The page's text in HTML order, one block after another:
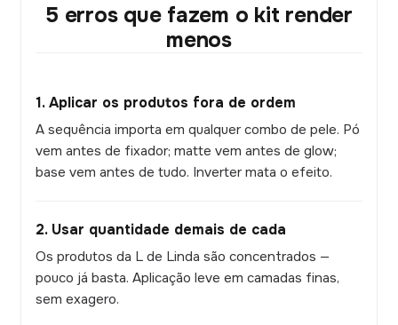
5 erros que fazem o kit render
menos
1. Aplicar os produtos fora de ordem
A sequência importa em qualquer combo de pele. Pó
vem antes de fixador; matte vem antes de glow;
base vem antes de tudo. Inverter mata o efeito.
2. Usar quantidade demais de cada
Os produtos da L de Linda são concentrados —
pouco já basta. Aplicação leve em camadas finas,
sem exagero.